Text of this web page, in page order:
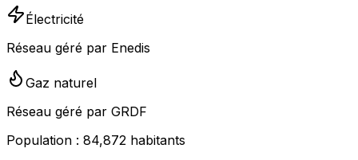
Électricité
Réseau géré par Enedis
Gaz naturel
Réseau géré par GRDF
Population : 84,872 habitants